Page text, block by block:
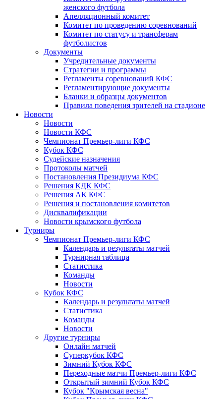
женского футбола
Апелляционный комитет
Комитет по проведению соревнований
Комитет по статусу и трансферам
футболистов
Документы
Учредительные документы
Стратегии и программы
Регламенты соревнований КФС
Регламентирующие документы
Бланки и образцы документов
Правила поведения зрителей на стадионе
Новости
Новости
Новости КФС
Чемпионат Премьер-лиги КФС
Кубок КФС
Судейские назначения
Протоколы матчей
Постановления Президиума КФС
Решения КДК КФС
Решения АК КФС
Решения и постановления комитетов
Дисквалификации
Новости крымского футбола
Турниры
Чемпионат Премьер-лиги КФС
Календарь и результаты матчей
Турнирная таблица
Статистика
Команды
Новости
Кубок КФС
Календарь и результаты матчей
Статистика
Команды
Новости
Другие турниры
Онлайн матчей
Суперкубок КФС
Зимний Кубок КФС
Переходные матчи Премьер-лиги КФС
Открытый зимний Кубок КФС
Кубок "Крымская весна"